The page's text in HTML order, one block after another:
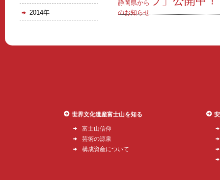
2014年
静岡県から
のお知らせ
世界文化遺産富士山を知る
富士山信仰
芸術の源泉
構成資産について